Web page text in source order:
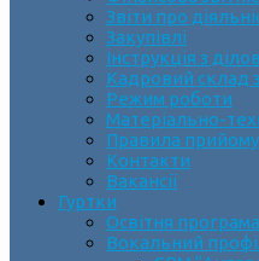
Звіти про
Закупівлі
Інструкція з
Кадровий склад
Режим роботи
Матеріально-
Правила
Контакти
Вакансії
Гуртки
Освітня програма
Вокальний